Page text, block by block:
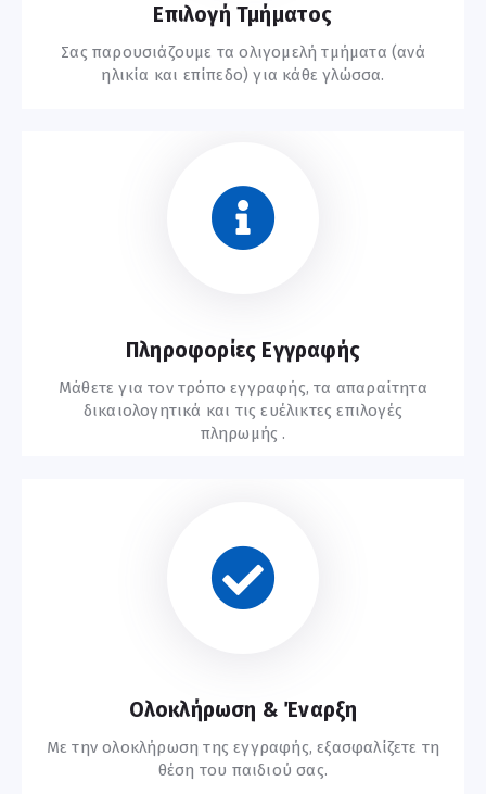
Επιλογή Τμήματος
Σας παρουσιάζουμε τα ολιγομελή τμήματα (ανά
ηλικία και επίπεδο) για κάθε γλώσσα.
Πληροφορίες Εγγραφής
Μάθετε για τον τρόπο εγγραφής, τα απαραίτητα
δικαιολογητικά και τις ευέλικτες επιλογές
πληρωμής .
Ολοκλήρωση & Έναρξη
Με την ολοκλήρωση της εγγραφής, εξασφαλίζετε τη
θέση του παιδιού σας.